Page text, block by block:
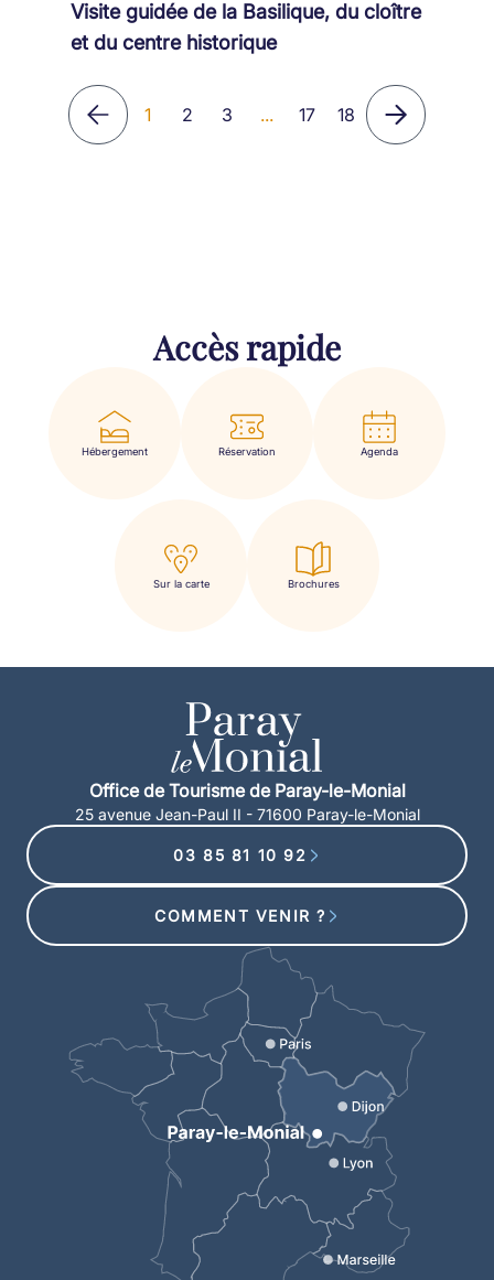
Visite guidée de la Basilique, du cloître
et du centre historique
1 2 3 ... 17 18
Accès rapide
Hébergement Réservation Agenda
Sur la carte Brochures
Office de Tourisme de Paray-le-Monial
25 avenue Jean-Paul II - 71600 Paray-le-Monial
03 85 81 10 92
COMMENT VENIR ?